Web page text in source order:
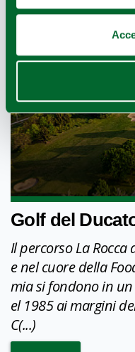
Golf del
Il percorso La
e nel cuore della
mia si fondono in
el 1985 ai margini
C(...)